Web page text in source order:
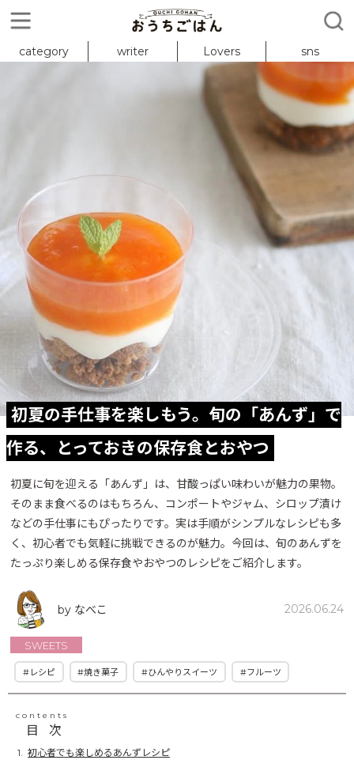
category writer Lovers sns
初夏の手仕事を楽しもう。旬の「あんず」で
作る、とっておきの保存食とおやつ
初夏に旬を迎える「あんず」は、甘酸っぱい味わいが魅力の果物。
そのまま食べるのはもちろん、コンポートやジャム、シロップ漬け
などの手仕事にもぴったりです。実は手順がシンプルなレシピも多
く、初心者でも気軽に挑戦できるのが魅力。今回は、旬のあんずを
たっぷり楽しめる保存食やおやつのレシピをご紹介します。
by なべこ 2026.06.24
SWEETS
#レシピ #焼き菓子 #ひんやりスイーツ #フルーツ
contents
目次
初心者でも楽しめるあんずレシピ